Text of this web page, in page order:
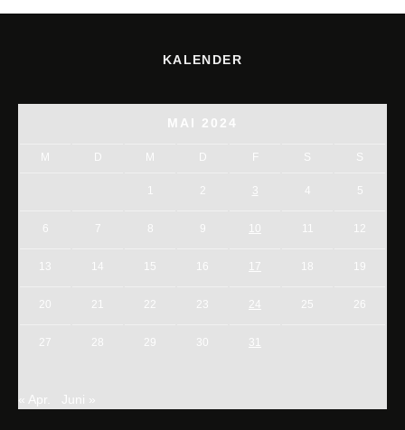
KALENDER
MAI 2024
M D M D F S S
1 2 3 5
6 7 8 9 10 11 12
13 14 15 16 17 18 19
20 21 22 23 24 25 26
27 28 29 30 31
« Apr. Juni »